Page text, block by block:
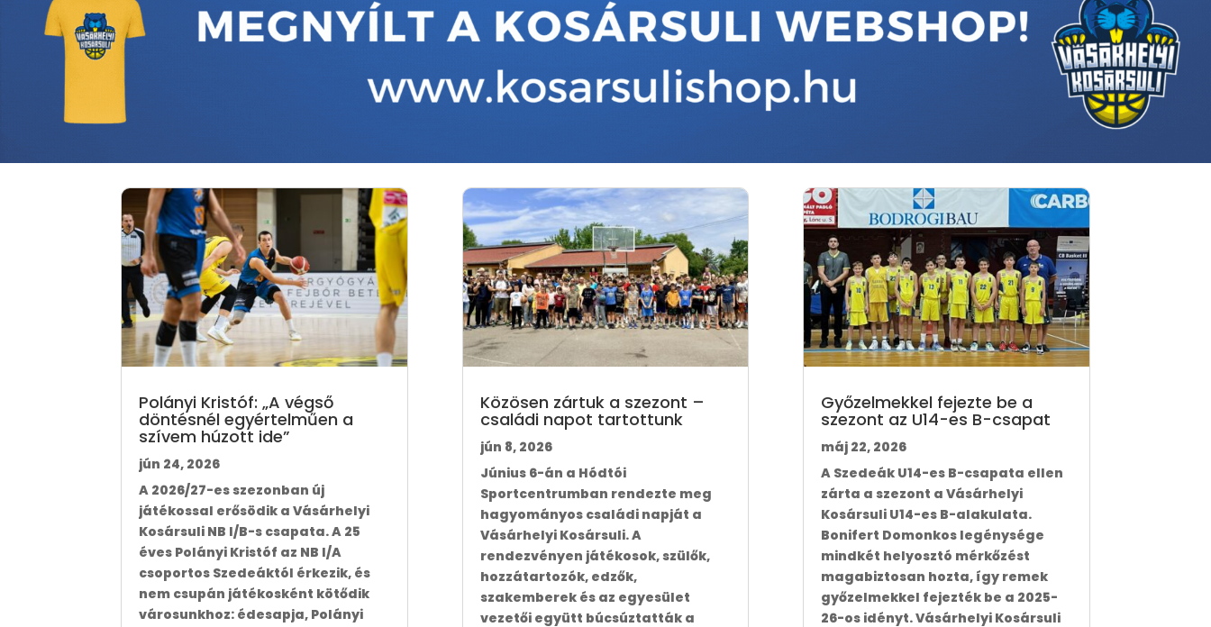
Polányi Kristóf: „A végső
döntésnél egyértelműen a
szívem húzott ide”
jún 24, 2026
A 2026/27-es szezonban új
játékossal erősödik a Vásárhelyi
Kosársuli NB I/B-s csapata. A 25
éves Polányi Kristóf az NB I/A
csoportos Szedeáktól érkezik, és
nem csupán játékosként kötődik
városunkhoz: édesapja, Polányi
Közösen zártuk a szezont –
családi napot tartottunk
jún 8, 2026
Június 6-án a Hódtói
Sportcentrumban rendezte meg
hagyományos családi napját a
Vásárhelyi Kosársuli. A
rendezvényen játékosok, szülők,
hozzátartozók, edzők,
szakemberek és az egyesület
vezetői együtt búcsúztatták a
Győzelmekkel fejezte be a
szezont az U14-es B-csapat
máj 22, 2026
A Szedeák U14-es B-csapata ellen
zárta a szezont a Vásárhelyi
Kosársuli U14-es B-alakulata.
Bonifert Domonkos legénysége
mindkét helyosztó mérkőzést
magabiztosan hozta, így remek
győzelmekkel fejezték be a 2025-
26-os idényt. Vásárhelyi Kosársuli